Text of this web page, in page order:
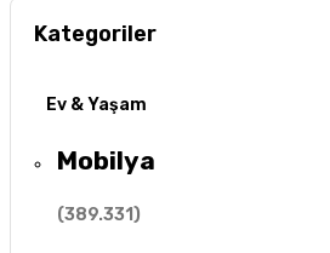
Kategoriler
Ev & Yaşam
Mobilya
(389.331)